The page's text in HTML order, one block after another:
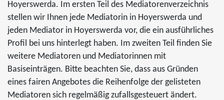
Hoyerswerda. Im ersten Teil des Mediatorenverzeichnis
stellen wir Ihnen jede Mediatorin in Hoyerswerda und
jeden Mediator in Hoyerswerda vor, die ein ausführliches
Profil bei uns hinterlegt haben. Im zweiten Teil finden Sie
weitere Mediatoren und Mediatorinnen mit
Basiseinträgen. Bitte beachten Sie, dass aus Gründen
eines fairen Angebotes die Reihenfolge der gelisteten
Mediatoren sich regelmäßig zufallsgesteuert ändert.